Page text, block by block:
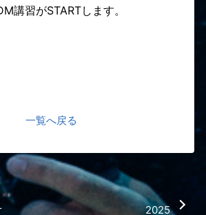
講習がSTARTします。
一覧へ戻る
2025